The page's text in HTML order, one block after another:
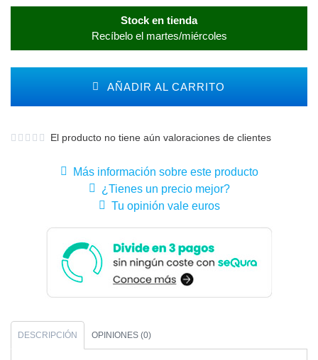
Stock en tienda
Recíbelo el martes/miércoles
AÑADIR AL CARRITO
El producto no tiene aún valoraciones de clientes
Más información sobre este producto
¿Tienes un precio mejor?
Tu opinión vale euros
DESCRIPCIÓN OPINIONES (0)